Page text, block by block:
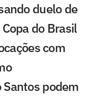
duelo de
do Brasil
com
podem